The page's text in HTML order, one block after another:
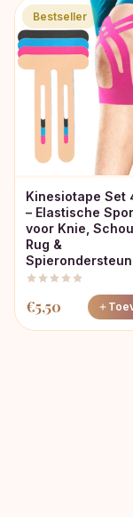
Bestseller
Kinesiotape Set
– Elastische
voor Knie,
Rug &
€5,50